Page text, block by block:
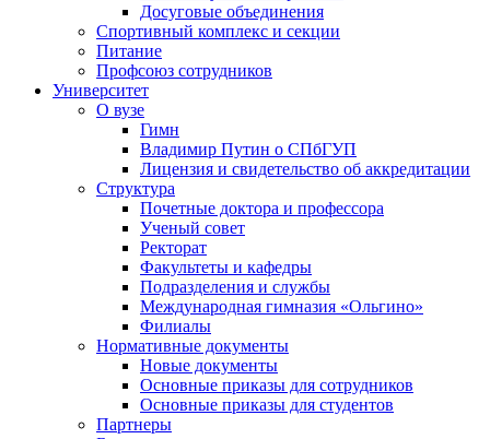
Досуговые объединения
Спортивный комплекс и секции
Питание
Профсоюз сотрудников
Университет
О вузе
Гимн
Владимир Путин о СПбГУП
Лицензия и свидетельство об аккредитации
Структура
Почетные доктора и профессора
Ученый совет
Ректорат
Факультеты и кафедры
Подразделения и службы
Международная гимназия «Ольгино»
Филиалы
Нормативные документы
Новые документы
Основные приказы для сотрудников
Основные приказы для студентов
Партнеры